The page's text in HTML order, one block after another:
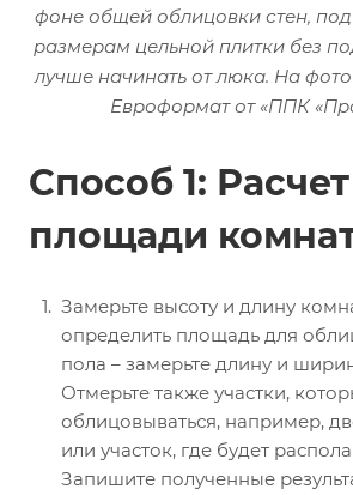
фоне общей облицовки стен,
размерам цельной плитки без
лучше начинать от люка. На
Евроформат от «ППК
Способ 1:
площади
Замерьте высоту и длину
определить площадь для
пола – замерьте длину и
Отмерьте также участки,
облицовываться, например,
или участок, где будет
Запишите полученные